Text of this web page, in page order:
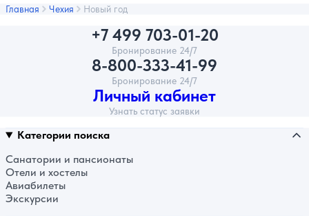
Главная Чехия Новый год
+7 499 703-01-20
Бронирование 24/7
8-800-333-41-99
Бронирование 24/7
Личный кабинет
Узнать статус заявки
Категории поиска
Санатории и пансионаты
Отели и хостелы
Авиабилеты
Экскурсии